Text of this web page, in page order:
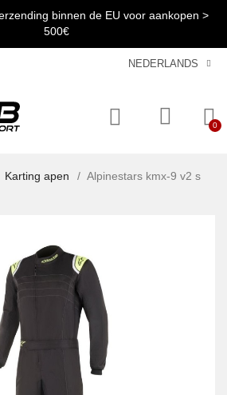
binnen de EU voor aankopen >
500€
NEDERLANDS
Karting apen
Alpinestars kmx-9 v2 s